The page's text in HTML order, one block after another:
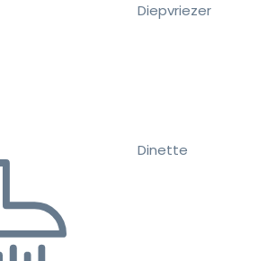
Diepvriezer
Dinette